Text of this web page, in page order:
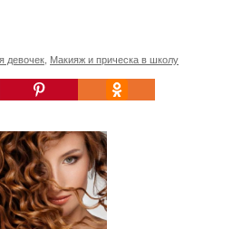
девочек Макияж и прическа в школу